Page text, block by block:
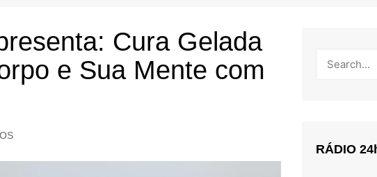
Cura Gelada
e Sua Mente com
RÁDIO